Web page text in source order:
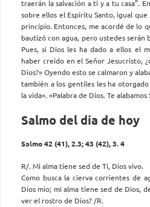
traerán la salvación a ti y a tu casa”.
sobre ellos el Espíritu Santo, igual
principio. Entonces, me acordé de lo
bautizó con agua, pero ustedes serán
Pues, si Dios les ha dado a ellos el
haber creído en el Señor Jesucristo,
Dios?» Oyendo esto se calmaron y
también a los gentiles les ha
la vida». «Palabra de Dios. Te alabamos
Salmo del día de hoy
Salmo 42 (41), 2.3; 43 (42), 3. 4
R/. Mi alma tiene sed de Ti, Dios vivo.
Como busca la cierva corrientes de
Dios mío; mi alma tiene sed de Dios,
ver el rostro de Dios? /R.